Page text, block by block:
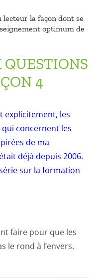
la façon dont se
optimum de
QUESTIONS
4
explicitement, les
qui concernent les
de ma
déjà depuis 2006.
sur la formation
faire pour que les
le rond à l’envers.